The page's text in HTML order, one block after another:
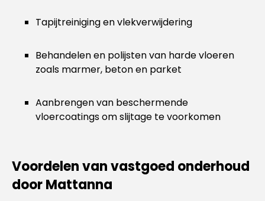
Tapijtreiniging en vlekverwijdering
Behandelen en polijsten van harde vloeren
zoals marmer, beton en parket
Aanbrengen van beschermende
vloercoatings om slijtage te voorkomen
Voordelen van vastgoed onderhoud
door Mattanna